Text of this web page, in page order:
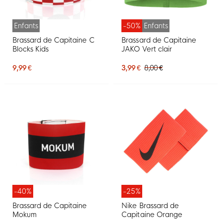
Enfants
Brassard de Capitaine C
Blocks Kids
9,99 €
-50% Enfants
Brassard de Capitaine
JAKO Vert clair
3,99 € 8,00 €
-40%
Brassard de Capitaine
Mokum
-25%
Nike Brassard de
Capitaine Orange